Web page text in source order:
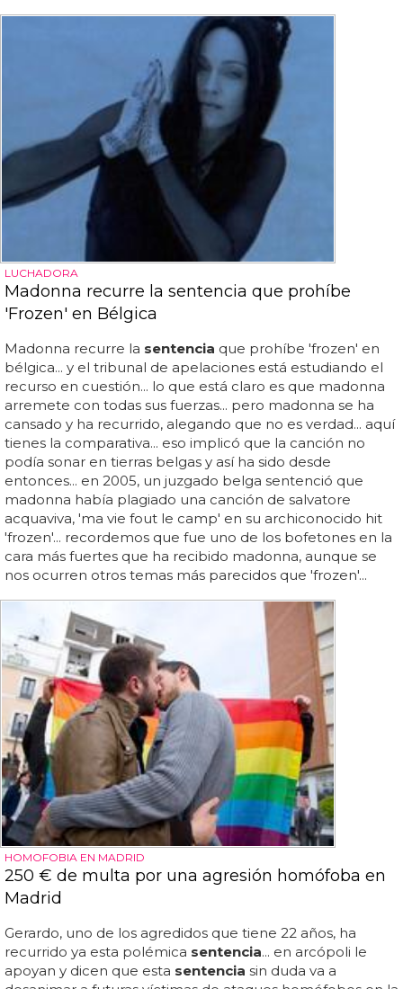
LUCHADORA
Madonna recurre la sentencia que prohíbe
'Frozen' en Bélgica
Madonna recurre la sentencia que prohíbe 'frozen' en
bélgica... y el tribunal de apelaciones está estudiando el
recurso en cuestión... lo que está claro es que madonna
arremete con todas sus fuerzas... pero madonna se ha
cansado y ha recurrido, alegando que no es verdad... aquí
tienes la comparativa... eso implicó que la canción no
podía sonar en tierras belgas y así ha sido desde
entonces... en 2005, un juzgado belga sentenció que
madonna había plagiado una canción de salvatore
acquaviva, 'ma vie fout le camp' en su archiconocido hit
'frozen'... recordemos que fue uno de los bofetones en la
cara más fuertes que ha recibido madonna, aunque se
nos ocurren otros temas más parecidos que 'frozen'...
HOMOFOBIA EN MADRID
250 € de multa por una agresión homófoba en
Madrid
Gerardo, uno de los agredidos que tiene 22 años, ha
recurrido ya esta polémica sentencia... en arcópoli le
apoyan y dicen que esta sentencia sin duda va a